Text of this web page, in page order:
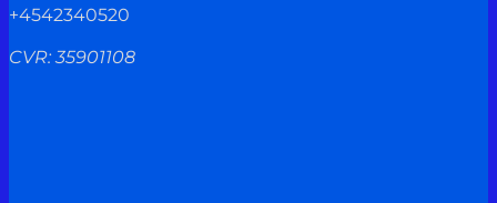
+4542340520
CVR: 35901108